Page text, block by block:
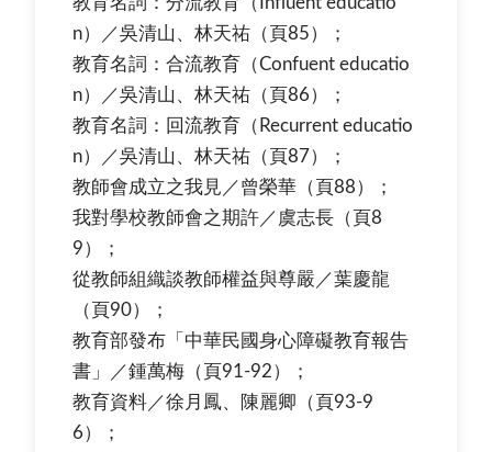
n）／吳清山、林天祐（頁85）；
教育名詞：合流教育（Confuent educatio
n）／吳清山、林天祐（頁86）；
教育名詞：回流教育（Recurrent educatio
n）／吳清山、林天祐（頁87）；
教師會成立之我見／曾榮華（頁88）；
我對學校教師會之期許／虞志長（頁8
9）；
從教師組織談教師權益與尊嚴／葉慶龍
（頁90）；
教育部發布「中華民國身心障礙教育報告
書」／鍾萬梅（頁91-92）；
教育資料／徐月鳳、陳麗卿（頁93-9
6）；